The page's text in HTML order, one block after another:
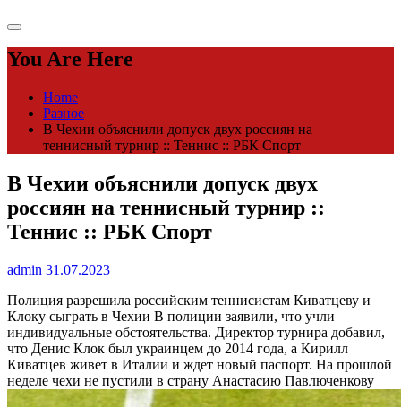
You Are Here
Home
Разное
В Чехии объяснили допуск двух россиян на
теннисный турнир :: Теннис :: РБК Спорт
В Чехии объяснили допуск двух
россиян на теннисный турнир ::
Теннис :: РБК Спорт
admin 31.07.2023
Полиция разрешила российским теннисистам Киватцеву и
Клоку сыграть в Чехии В полиции заявили, что учли
индивидуальные обстоятельства. Директор турнира добавил,
что Денис Клок был украинцем до 2014 года, а Кирилл
Киватцев живет в Италии и ждет новый паспорт. На прошлой
неделе чехи не пустили в страну Анастасию Павлюченкову